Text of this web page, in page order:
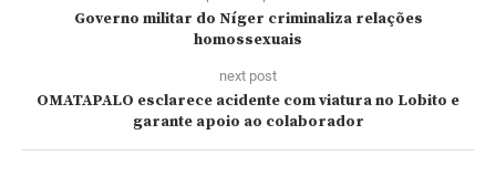
Governo militar do Níger criminaliza relações
homossexuais
next post
OMATAPALO esclarece acidente com viatura no Lobito e
garante apoio ao colaborador